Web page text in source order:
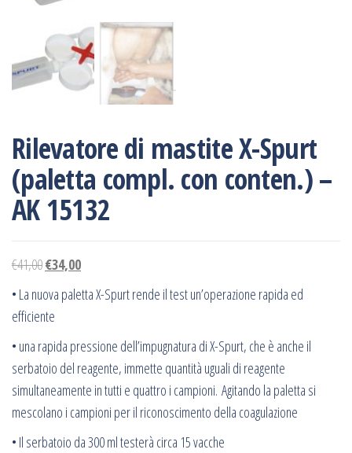
Rilevatore di mastite X-Spurt
(paletta compl. con conten.) –
AK 15132
€41,00€34,00
• La nuova paletta X-Spurt rende il test un’operazione rapida ed
efficiente
• una rapida pressione dell’impugnatura di X-Spurt, che è anche il
serbatoio del reagente, immette quantità uguali di reagente
simultaneamente in tutti e quattro i campioni. Agitando la paletta si
mescolano i campioni per il riconoscimento della coagulazione
• Il serbatoio da 300 ml testerà circa 15 vacche